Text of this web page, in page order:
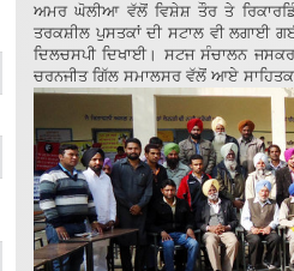
ਅਮਰ ਘੋਲੀਆ ਵੱਲੋਂ ਵਿਸ਼ੇਸ਼ ਤੌਰ ਤੇ
ਤਰਕਸ਼ੀਲ ਪੁਸਤਕਾਂ ਦੀ ਸਟਾਲ ਵੀ ਲਗਾਈ ਗਈ
ਦਿਲਚਸਪੀ ਦਿਖਾਈ। ਸਟਜ ਸੰਚਾਲਨ
ਚਰਨਜੀਤ ਗਿੱਲ ਸਮਾਲਸਰ ਵੱਲੋਂ ਆਏ